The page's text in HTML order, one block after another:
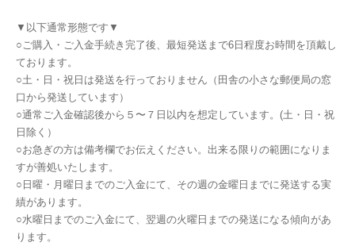
▼以下通常形態です▼
○ご購入・ご入金手続き完了後、最短発送まで6日程度お時間を頂戴し
ております。
○土・日・祝日は発送を行っておりません（田舎の小さな郵便局の窓
口から発送しています）
○通常ご入金確認後から５〜７日以内を想定しています。(土・日・祝
日除く）
○お急ぎの方は備考欄でお伝えください。出来る限りの範囲になりま
すが善処いたします。
○日曜・月曜日までのご入金にて、その週の金曜日までに発送する実
績があります。
○水曜日までのご入金にて、翌週の火曜日までの発送になる傾向があ
ります。